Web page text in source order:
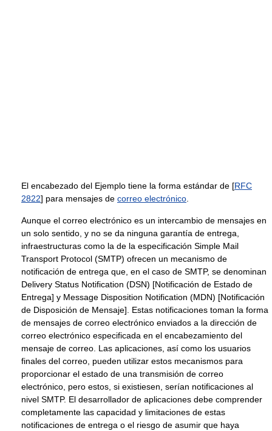
El encabezado del Ejemplo tiene la forma estándar de [RFC
2822] para mensajes de correo electrónico.
Aunque el correo electrónico es un intercambio de mensajes en
un solo sentido, y no se da ninguna garantía de entrega,
infraestructuras como la de la especificación Simple Mail
Transport Protocol (SMTP) ofrecen un mecanismo de
notificación de entrega que, en el caso de SMTP, se denominan
Delivery Status Notification (DSN) [Notificación de Estado de
Entrega] y Message Disposition Notification (MDN) [Notificación
de Disposición de Mensaje]. Estas notificaciones toman la forma
de mensajes de correo electrónico enviados a la dirección de
correo electrónico especificada en el encabezamiento del
mensaje de correo. Las aplicaciones, así como los usuarios
finales del correo, pueden utilizar estos mecanismos para
proporcionar el estado de una transmisión de correo
electrónico, pero estos, si existiesen, serían notificaciones al
nivel SMTP. El desarrollador de aplicaciones debe comprender
completamente las capacidad y limitaciones de estas
notificaciones de entrega o el riesgo de asumir que haya